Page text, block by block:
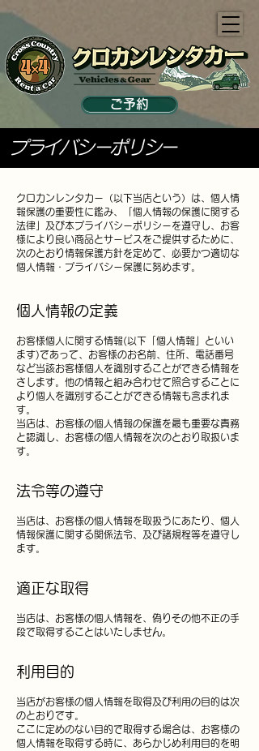
ご予約
プライバシーポリシー
クロカンレンタカー（以下当店という）は、個人情
報保護の重要性に鑑み、「個人情報の保護に関する
法律」及び本プライバシーポリシーを遵守し、お客
様により良い商品とサービスをご提供するために、
次のとおり情報保護方針を定めて、必要かつ適切な
個人情報・プライバシー保護に努めます。
個人情報の定義
お客様個人に関する情報(以下「個人情報」といい
ます)であって、お客様のお名前、住所、電話番号
など当該お客様個人を識別することができる情報を
さします。他の情報と組み合わせて照合することに
より個人を識別することができる情報も含まれま
す。
当店は、お客様の個人情報の保護を最も重要な責務
と認識し、お客様の個人情報を次のとおり取扱いま
す。
法令等の遵守
当店は、お客様の個人情報を取扱うにあたり、個人
情報保護に関する関係法令、及び諸規程等を遵守し
ます。
適正な取得
当店は、お客様の個人情報を、偽りその他不正の手
段で取得することはいたしません。
利用目的
当店がお客様の個人情報を取得及び利用の目的は次
のとおりです。
ここに定めのない目的で取得する場合は、お客様の
個人情報を取得する時に、あらかじめ利用目的を明